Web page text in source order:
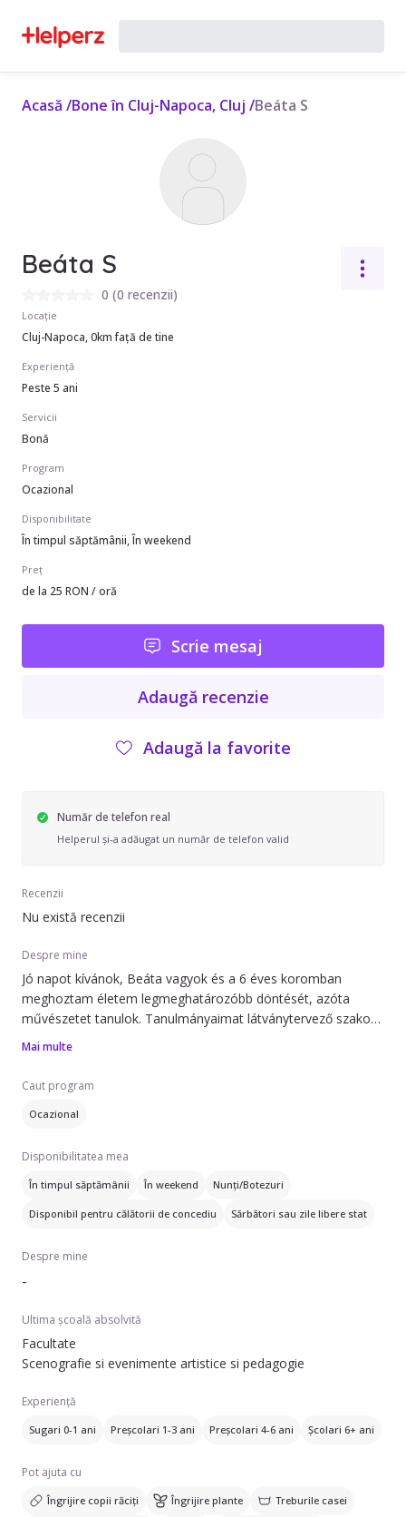
Acasă /Bone în Cluj-Napoca, Cluj /Beáta S
Beáta S
0 (0 recenzii)
Locație
Cluj-Napoca, 0km față de tine
Experiență
Peste 5 ani
Servicii
Bonă
Program
Ocazional
Disponibilitate
În timpul săptămânii, În weekend
Preț
de la 25 RON / oră
Scrie mesaj
Adaugă recenzie
Adaugă la favorite
Număr de telefon real
Helperul și-a adăugat un număr de telefon valid
Recenzii
Nu există recenzii
Despre mine
Jó napot kívánok, Beáta vagyok és a 6 éves koromban
meghoztam életem legmeghatározóbb döntését, azóta
művészetet tanulok. Tanulmányaimat látványtervező szakon
végeztem Marosvásárhelyen, párhuzamosan a pedagógiai
egy húgom, akivel rengeteg időt töltöttem, játszottam,
vigyáztam rá. Folyamatosan az a célom, hogy a körülöttem
gyerekek jól érezzék magukat, fejlesszék kommunikációs
hogy a gyerekekből boldog felnőttek legyenek, hogy
megismerjék magukat, ezzel megkönnyítve saját életüket.
(ebben a helyzetben jobban preferálom az élő beszédet)
Mai multe
Caut program
Ocazional
Disponibilitatea mea
În timpul săptămânii În weekend Nunți/Botezuri
Disponibil pentru călătorii de concediu Sărbători sau zile libere stat
Despre mine
-
Ultima școală absolvită
Facultate
Scenografie si evenimente artistice si pedagogie
Experiență
Sugari 0-1 ani Preșcolari 1-3 ani Preșcolari 4-6 ani Școlari 6+ ani
Pot ajuta cu
Îngrijire copii răciți Îngrijire plante Treburile casei